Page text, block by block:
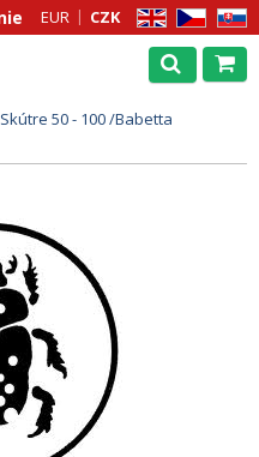
EN CZ SK
EUR CZK
50 - 100 /Babetta